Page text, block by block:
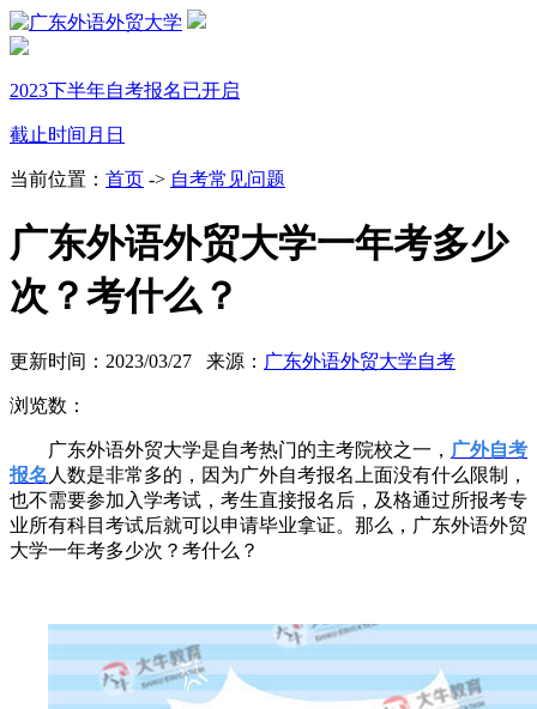
2023下半年自考报名已开启
截止时间 月 日
当前位置： 首页 -> 自考常见问题
广东外语外贸大学一年考多少
次？考什么？
更新时间：2023/03/27 来源： 广东外语外贸大学自考
浏览数：
广东外语外贸大学是自考热门的主考院校之一， 广外自考
报名 人数是非常多的，因为广外自考报名上面没有什么限制，
也不需要参加入学考试，考生直接报名后，及格通过所报考专
业所有科目考试后就可以申请毕业拿证。那么，广东外语外贸
大学一年考多少次？考什么？